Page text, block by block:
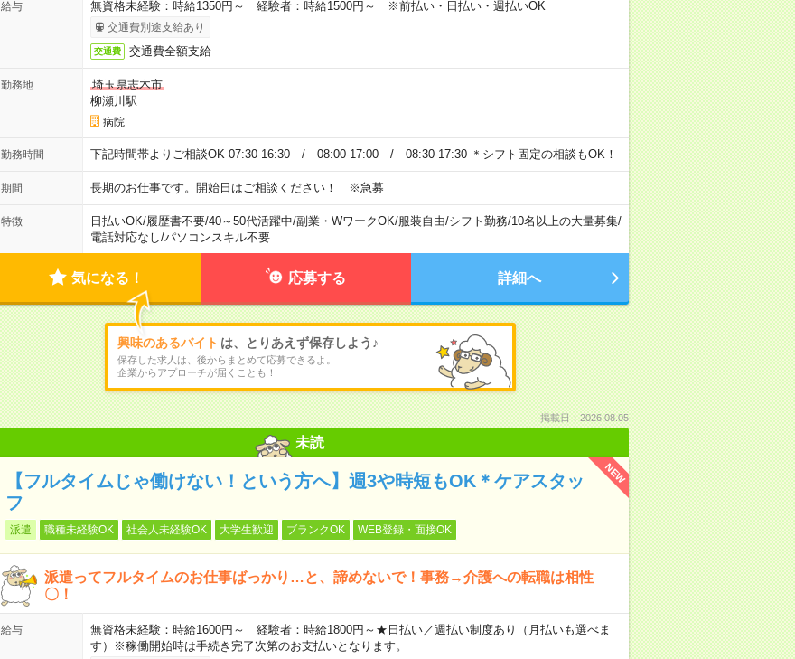
給与 無資格未経験：時給1350円～ 経験者：時給1500円～ ※前払い・日払い・週払いOK
交通費別途支給あり
交通費 交通費全額支給
勤務地
埼玉県志木市
柳瀬川駅
病院
勤務時間 下記時間帯よりご相談OK 07:30-16:30 / 08:00-17:00 / 08:30-17:30 ＊シフト固定の相談もOK！
期間 長期のお仕事です。開始日はご相談ください！ ※急募
特徴 日払いOK/履歴書不要/40～50代活躍中/副業・WワークOK/服装自由/シフト勤務/10名以上の大量募集/
電話対応なし/パソコンスキル不要
気になる！ 応募する 詳細へ
興味のあるバイト は、とりあえず保存しよう♪
保存した求人は、後からまとめて応募できるよ。
企業からアプローチが届くことも！
掲載日：2026.08.05
未読
NEW
【フルタイムじゃ働けない！という方へ】週3や時短もOK＊ケアスタッ
フ
派遣 職種未経験OK 社会人未経験OK 大学生歓迎 ブランクOK WEB登録・面接OK
派遣ってフルタイムのお仕事ばっかり…と、諦めないで！事務→介護への転職は相性
〇！
給与
無資格未経験：時給1600円～ 経験者：時給1800円～★日払い／週払い制度あり（月払いも選べま
す）※稼働開始時は手続き完了次第のお支払いとなります。